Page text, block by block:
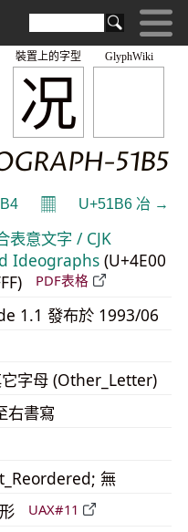
GlyphWiki
况
裝置上的字型
51B5
𝄜 U+51B6 冶 →
表意文字 / CJK
Ideographs (U+4E00
PDF表格
1.1 發布於 1993/06
字母 (Other_Letter)
右書寫
無
UAX#11